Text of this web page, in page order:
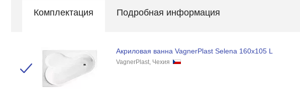
Комплектация Подробная информация
Акриловая ванна VagnerPlast Selena 160x105 L
VagnerPlast, Чехия